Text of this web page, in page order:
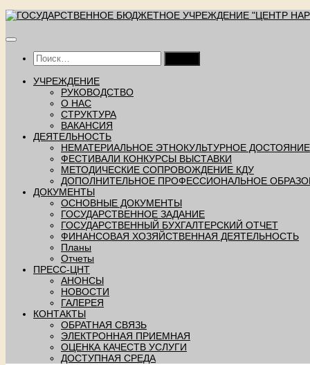
Перейти
содержимому
Найти:
УЧРЕЖДЕНИЕ
РУКОВОДСТВО
О НАС
СТРУКТУРА
ВАКАНСИЯ
ДЕЯТЕЛЬНОСТЬ
НЕМАТЕРИАЛЬНОЕ ЭТНОКУЛЬТУРНОЕ ДОСТОЯНИЕ
ФЕСТИВАЛИ КОНКУРСЫ ВЫСТАВКИ
МЕТОДИЧЕСКИЕ СОПРОВОЖДЕНИЕ КДУ
ДОПОЛНИТЕЛЬНОЕ ПРОФЕССИОНАЛЬНОЕ
ДОКУМЕНТЫ
ОСНОВНЫЕ ДОКУМЕНТЫ
ГОСУДАРСТВЕННОЕ ЗАДАНИЕ
ГОСУДАРСТВЕННЫЙ БУХГАЛТЕРСКИЙ ОТЧЕТ
ФИНАНСОВАЯ ХОЗЯЙСТВЕННАЯ ДЕЯТЕЛЬНОСТЬ
Планы
Отчеты
ПРЕСС-ЦНТ
АНОНСЫ
НОВОСТИ
ГАЛЕРЕЯ
КОНТАКТЫ
ОБРАТНАЯ СВЯЗЬ
ЭЛЕКТРОННАЯ ПРИЕМНАЯ
ОЦЕНКА КАЧЕСТВ УСЛУГИ
ДОСТУПНАЯ СРЕДА